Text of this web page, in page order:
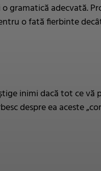
gramatică adecvată.
o fată fierbinte
inimi dacă tot ce
despre ea aceste